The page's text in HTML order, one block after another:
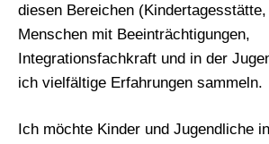
diesen Bereichen
Menschen mit Beeinträchtigungen,
Integrationsfachkraft und in der
ich vielfältige Erfahrungen sammeln.
Ich möchte Kinder und Jugendliche